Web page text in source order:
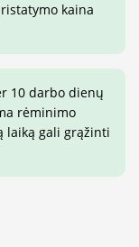
kaina
10 darbo dienų
rėminimo
laiką gali grąžinti